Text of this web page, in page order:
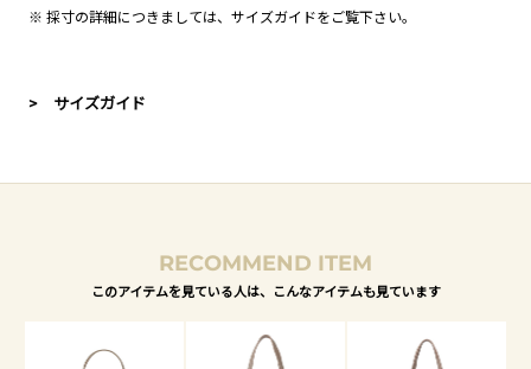
※ 採寸の詳細につきましては、 サイズガイドをご覧下さい。
> サイズガイド
RECOMMEND ITEM
このアイテムを見ている人は、こんなアイテムも見ています